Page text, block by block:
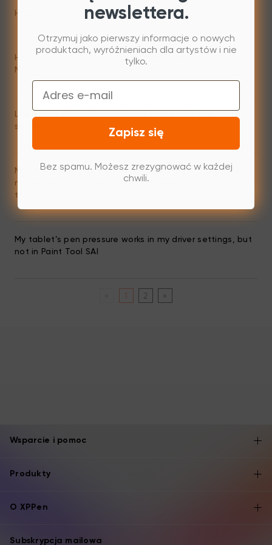
How to install XPPen Linux driver on Ubuntu (64 bits)
How to install XPPen Driver on macOS Big Sur (11.x) or
Monterey (12.x)
Line latency/Brush Lag during drawing with the
software.
My tablet won’t work with Paint Tool SAI; the cursor will
not move at all. Other creative software does not have
this issue.
My tablet’s pen pressure works in my driver settings, but
not in Paint Tool SAI
2 »
Wsparcie i pomoc
Produkty
O XPPen
Subskrypcja mailowa
newslettera.
Otrzymuj jako pierwszy informacje o nowych
produktach, wyróżnieniach dla artystów i nie
tylko.
Email
Zapisz się
Bez spamu. Możesz zrezygnować w każdej
chwili.